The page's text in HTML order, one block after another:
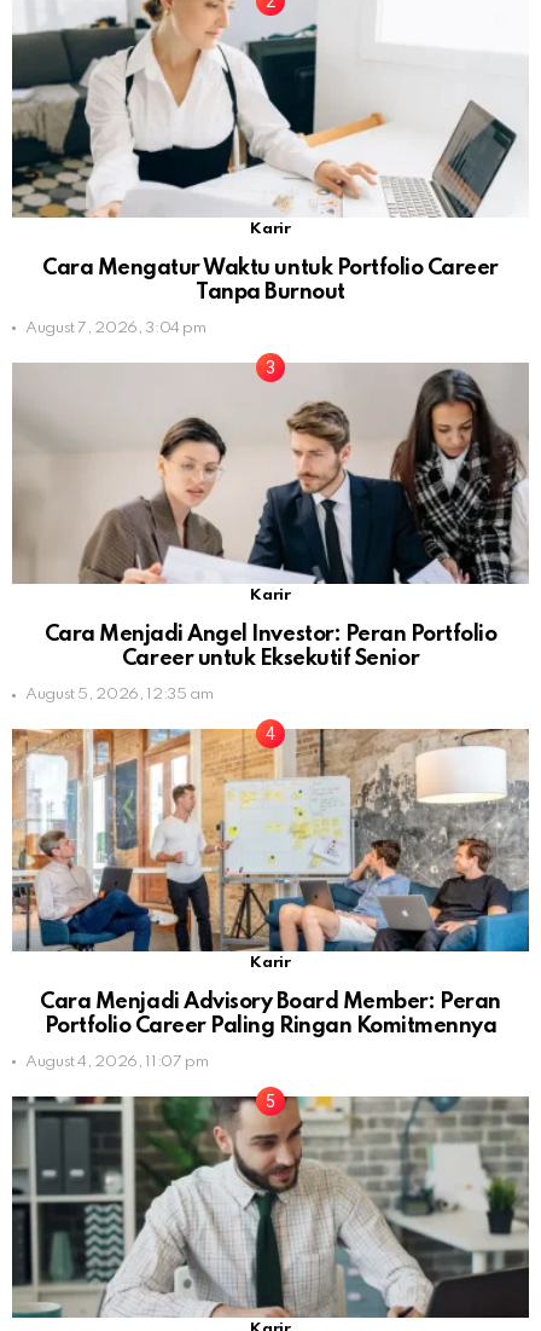
Karir
Cara Mengatur Waktu untuk Portfolio Career
Tanpa Burnout
August 7, 2026, 3:04 pm
Karir
Cara Menjadi Angel Investor: Peran Portfolio
Career untuk Eksekutif Senior
August 5, 2026, 12:35 am
Karir
Cara Menjadi Advisory Board Member: Peran
Portfolio Career Paling Ringan Komitmennya
August 4, 2026, 11:07 pm